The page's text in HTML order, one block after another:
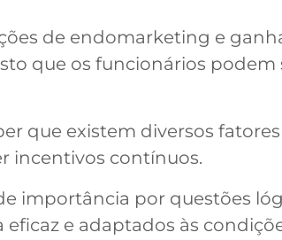
de endomarketing e
que os funcionários podem
que existem diversos
incentivos contínuos.
importância por questões
e adaptados às